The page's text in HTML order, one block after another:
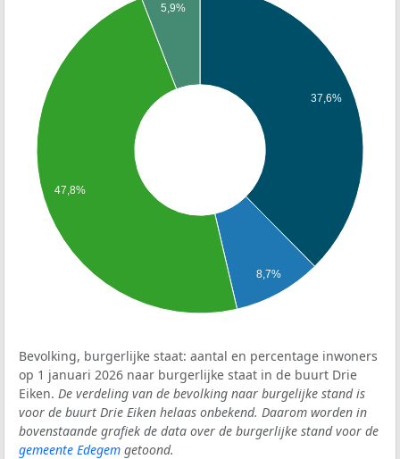
37,6%
8,7%
5,9%
47,8%
Bevolking, burgerlijke staat: aantal en percentage inwoners
op 1 januari 2026 naar burgerlijke staat in de buurt Drie
Eiken. De verdeling van de bevolking naar burgelijke stand is
voor de buurt Drie Eiken helaas onbekend. Daarom worden in
bovenstaande grafiek de data over de burgerlijke stand voor de
gemeente Edegem getoond.